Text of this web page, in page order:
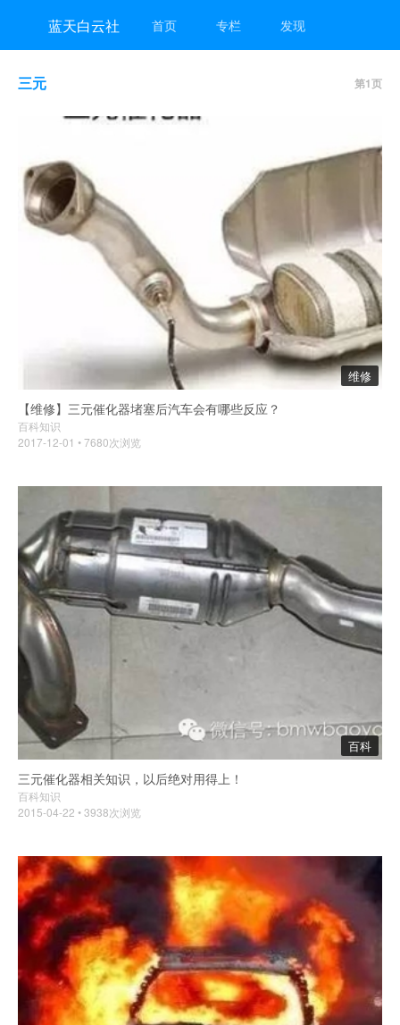
蓝天白云社 首页 专栏 发现
三元 第1页
维修
【维修】三元催化器堵塞后汽车会有哪些反应？
百科知识
2017-12-01 • 7680次浏览
百科
三元催化器相关知识，以后绝对用得上！
百科知识
2015-04-22 • 3938次浏览